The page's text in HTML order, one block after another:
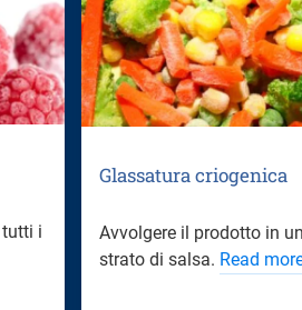
i
Glassatura criogenica
Avvolgere il prodotto in
strato di salsa. Read